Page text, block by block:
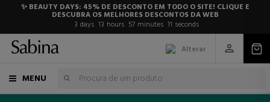
✨ BEAUTY DAYS: 45% DE DESCONTO EM TODO O SITE! CLIQUE E
DESCUBRA OS MELHORES DESCONTOS DA WEB
3 days 13 hours 57 minutes 9 seconds
Alterar
MENU